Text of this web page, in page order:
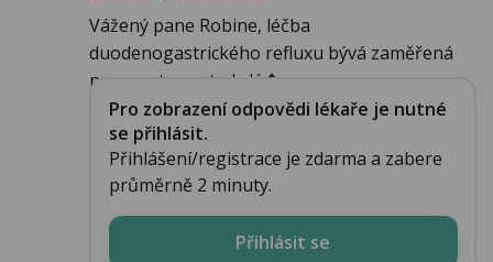
Vážený pane Robine, léčba
duodenogastrického refluxu bývá zaměřená
na symptomy, tedy lé�...
Pro zobrazení odpovědi lékaře je nutné
se přihlásit.
Přihlášení/registrace je zdarma a zabere
průměrně 2 minuty.
Přihlásit se